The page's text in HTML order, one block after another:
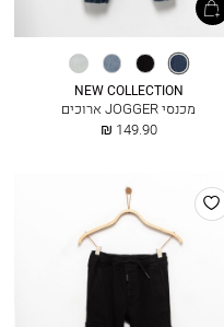
מיד
כחול
שחור ג׳ינס
בהיר
אייס
בלו
NEW COLLECTION
מכנסי JOGGER ארוכים
החל
149.90 ₪
הוסף
למועדפים